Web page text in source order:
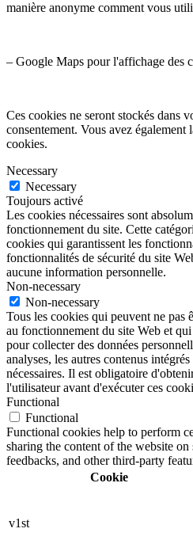
manière anonyme comment vous
– Google Maps pour l'affichage des
Ces cookies ne seront stockés dans
consentement. Vous avez également
cookies.
Necessary
Necessary
Toujours activé
Les cookies nécessaires sont
fonctionnement du site. Cette
cookies qui garantissent les
fonctionnalités de sécurité du site
aucune information personnelle.
Non-necessary
Non-necessary
Tous les cookies qui peuvent ne pas
au fonctionnement du site Web et
pour collecter des données
analyses, les autres contenus
nécessaires. Il est obligatoire
l'utilisateur avant d'exécuter ces
Functional
Functional
Functional cookies help to perform
sharing the content of the website
feedbacks, and other third-party
Cookie
v1st